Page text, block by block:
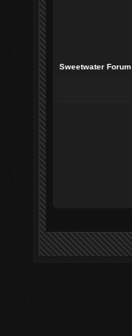
Sweetwater Forum